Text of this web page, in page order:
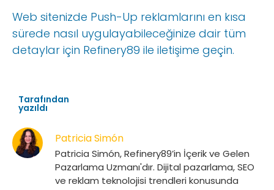
Web sitenizde Push-Up reklamlarını en kısa
sürede nasıl uygulayabileceğinize dair tüm
detaylar için Refinery89 ile iletişime geçin.
Tarafından
yazıldı
Patricia Simón
Patricia Simón, Refinery89’in İçerik ve Gelen
Pazarlama Uzmanı'dır. Dijital pazarlama, SEO
ve reklam teknolojisi trendleri konusunda